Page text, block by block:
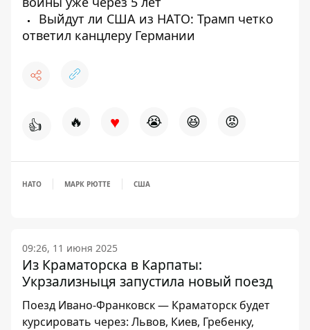
Выйдут ли США из НАТО: Трамп четко
ответил канцлеру Германии
👍 🔥 ♥ 😭 😆 😡
НАТО МАРК РЮТТЕ США
09:26, 11 июня 2025
Из Краматорска в Карпаты:
Укрзализныця запустила новый поезд
Поезд Ивано-Франковск — Краматорск будет
курсировать через: Львов, Киев, Гребенку,